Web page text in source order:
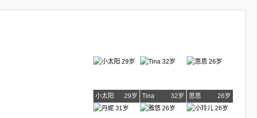
小太阳 29岁 Tina 32岁 思思 26岁